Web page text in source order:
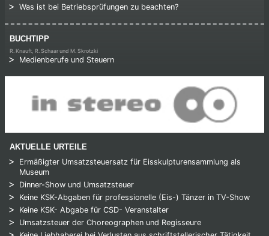
Was ist bei Betriebsprüfungen zu beachten?
BUCHTIPP
R. Knauft, R. Schaar und M. Skrotzki
Medienberufe und Steuern
AKTUELLE URTEILE
Ermäßigter Umsatzsteuersatz für Eisskulpturensammlung als
Museum
Dinner-Show und Umsatzsteuer
Keine KSK-Abgaben für professionelle (Eis-) Tänzer in TV-Show
Keine KSK- Abgabe für CSD- Veranstalter
Umsatzsteuer der Choreographen und Regisseure